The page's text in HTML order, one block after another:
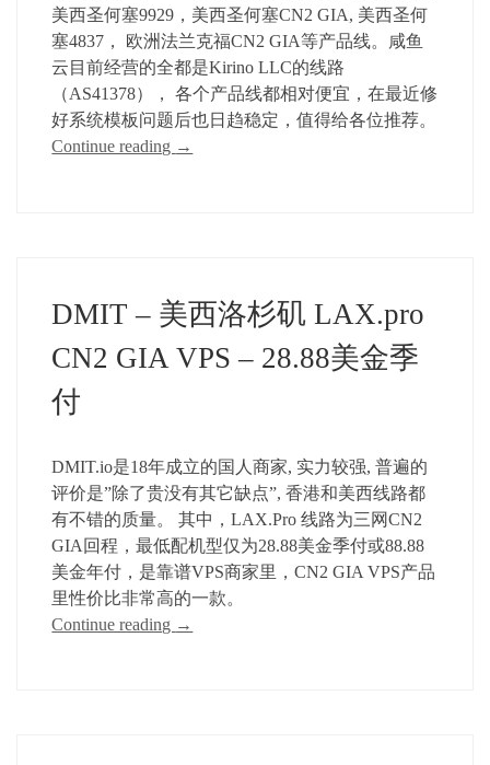
美西圣何塞9929，美西圣何塞CN2 GIA, 美西圣何
塞4837， 欧洲法兰克福CN2 GIA等产品线。咸鱼
云目前经营的全都是Kirino LLC的线路
（AS41378）， 各个产品线都相对便宜，在最近修
好系统模板问题后也日趋稳定，值得给各位推荐。
Continue reading →
DMIT – 美西洛杉矶 LAX.pro
CN2 GIA VPS – 28.88美金季
付
DMIT.io是18年成立的国人商家, 实力较强, 普遍的
评价是”除了贵没有其它缺点”, 香港和美西线路都
有不错的质量。 其中，LAX.Pro 线路为三网CN2
GIA回程，最低配机型仅为28.88美金季付或88.88
美金年付，是靠谱VPS商家里，CN2 GIA VPS产品
里性价比非常高的一款。
Continue reading →